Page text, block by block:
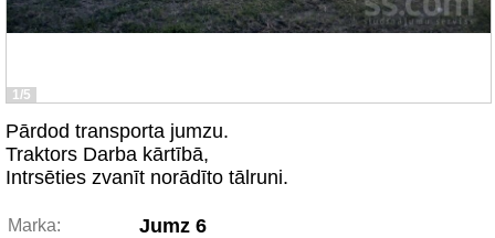
1/5
Pārdod transporta jumzu.
Traktors Darba kārtībā,
Intrsēties zvanīt norādīto tālruni.
Marka: Jumz 6